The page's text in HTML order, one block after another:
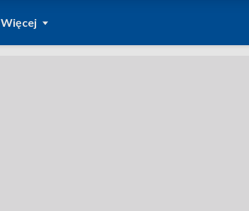
Więcej